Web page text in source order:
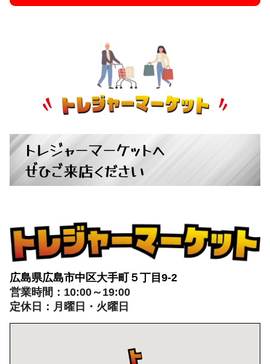
トレジャーマーケットへ
ぜひご来店ください
広島県広島市中区大手町５丁目9-2
営業時間：10:00～19:00
定休日：月曜日・火曜日